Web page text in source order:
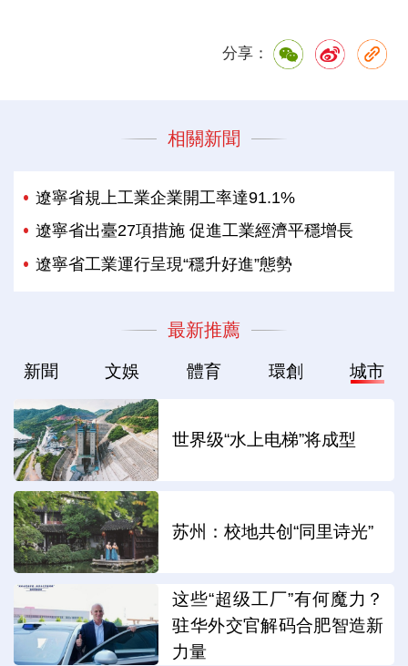
分享：
相關新聞
遼寧省規上工業企業開工率達91.1%
遼寧省出臺27項措施 促進工業經濟平穩增長
遼寧省工業運行呈現“穩升好進”態勢
最新推薦
新聞 文娛 體育 環創 城市
世界级“水上电梯”将成型
苏州：校地共创“同里诗光”
这些“超级工厂”有何魔力？
驻华外交官解码合肥智造新
力量